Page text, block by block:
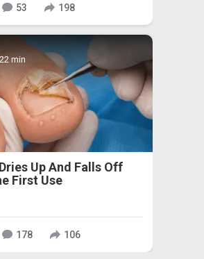
53 198
min
Up And Falls Off
First Use
178 106